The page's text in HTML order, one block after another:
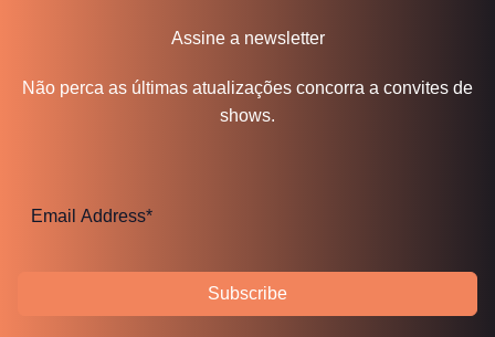
Assine a newsletter
Não perca as últimas atualizações concorra a convites de
shows.
Subscribe